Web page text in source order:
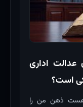
اداری
است؟
ذهن من را